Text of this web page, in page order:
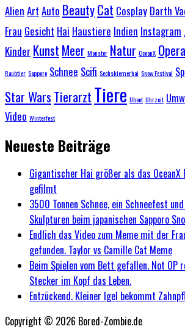
Alien Art Auto BeautyCat Cosplay Darth
Frau Gesicht Hai Haustiere Indien Instagram
Kinder KunstMeer Monster Natur OceanX
Raubtier Sapporo Schnee Scifi Sechskiemerhai Snow Festival
Star WarsTierarztTiere Uboot Uhrzeit
Video Winterfest
Neueste Beiträge
Gigantischer Hai größer als das OceanX
gefilmt
3500 Tonnen Schnee, ein Schneefest
Skulpturen beim japanischen Sapporo
Endlich das Video zum Meme mit der
gefunden. Taylor vs Camille Cat Meme
Beim Spielen vom Bett gefallen. Not
Stecker im Kopf das Leben.
Entzückend. Kleiner Igel bekommt
Copyright © 2026 Bored-Zombie.de